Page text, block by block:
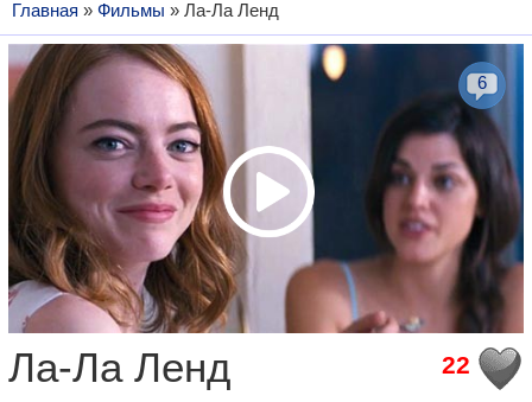
Главная » Фильмы » Ла-Ла Ленд
6
22
Ла-Ла Ленд